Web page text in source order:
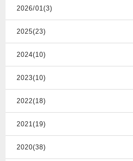
2026/01(3)
2025(23)
2024(10)
2023(10)
2022(18)
2021(19)
2020(38)